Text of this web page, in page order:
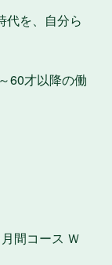
代を、自分ら
60才以降の働
間コース Ｗ